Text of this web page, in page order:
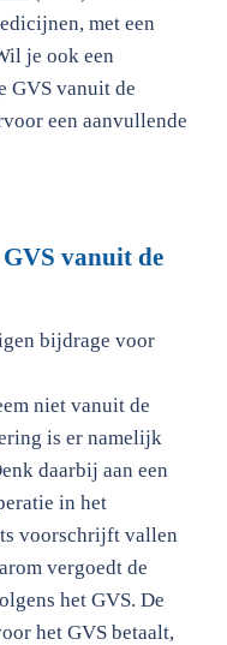
met een
je ook een
GVS vanuit de
een aanvullende
vanuit de
bijdrage voor
niet vanuit de
is er namelijk
daarbij aan een
in het
voorschrijft vallen
vergoedt de
het GVS. De
het GVS betaalt,